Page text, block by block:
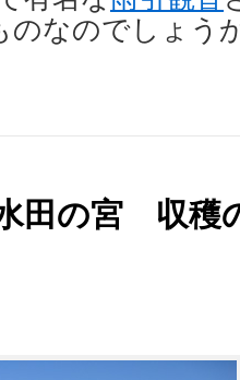
のなのでしょう
田の宮 収穫